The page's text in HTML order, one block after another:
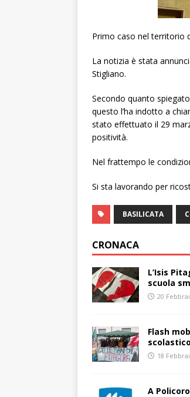
Primo caso nel territorio
La notizia è stata
Stigliano.
Secondo quanto
questo l’ha indotto a
stato effettuato il 29
positività.
Nel frattempo le
Si sta lavorando per
BASILICATA
CRONACA
L’Isis
scuola
20
Flash
scolastico
18
A